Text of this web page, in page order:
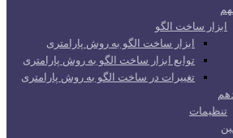
ابزار ساخت الگو
ابزار ساخت الگو به روش پارامتری
توابع ابزار ساخت الگو به روش پارامتری
تغییرات در ساخت الگو به روش پارامتری
تنظیمات